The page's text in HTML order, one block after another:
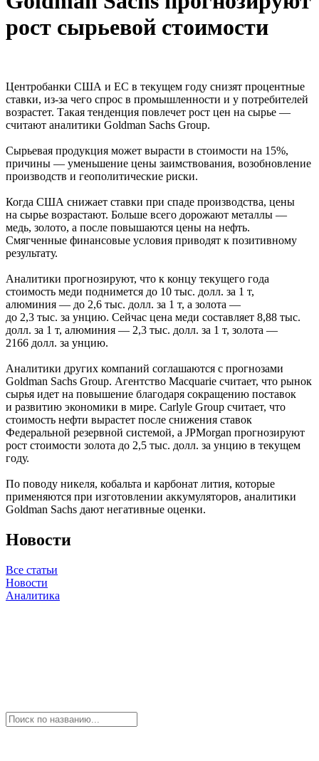
рост сырьевой стоимости
Центробанки США и ЕС в текущем году снизят процентные
ставки, из-за чего спрос в промышленности и у потребителей
возрастет. Такая тенденция повлечет рост цен на сырье —
считают аналитики Goldman Sachs Group.
Сырьевая продукция может вырасти в стоимости на 15%,
причины — уменьшение цены заимствования, возобновление
производств и геополитические риски.
Когда США снижает ставки при спаде производства, цены
на сырье возрастают. Больше всего дорожают металлы —
медь, золото, а после повышаются цены на нефть.
Смягченные финансовые условия приводят к позитивному
результату.
Аналитики прогнозируют, что к концу текущего года
стоимость меди поднимется до 10 тыс. долл. за 1 т,
алюминия — до 2,6 тыс. долл. за 1 т, а золота —
до 2,3 тыс. за унцию. Сейчас цена меди составляет 8,88 тыс.
долл. за 1 т, алюминия — 2,3 тыс. долл. за 1 т, золота —
2166 долл. за унцию.
Аналитики других компаний соглашаются с прогнозами
Goldman Sachs Group. Агентство Macquarie считает, что рынок
сырья идет на повышение благодаря сокращению поставок
и развитию экономики в мире. Carlyle Group считает, что
стоимость нефти вырастет после снижения ставок
Федеральной резервной системой, а JPMorgan прогнозируют
рост стоимости золота до 2,5 тыс. долл. за унцию в текущем
году.
По поводу никеля, кобальта и карбонат лития, которые
применяются при изготовлении аккумуляторов, аналитики
Goldman Sachs дают негативные оценки.
Новости
Все статьи
Новости
Аналитика